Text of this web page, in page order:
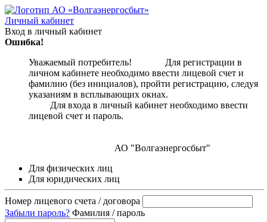
Личный кабинет
Вход в личный кабинет
Ошибка!
Уважаемый потребитель! Для регистрации в
личном кабинете необходимо ввести лицевой счет и
фамилию (без инициалов), пройти регистрацию, следуя
указаниям в всплывающих окнах.
Для входа в личный кабинет необходимо ввести
лицевой счет и пароль.
АО "Волгаэнергосбыт"
Для физических лиц
Для юридических лиц
Номер лицевого счета / договора
Забыли пароль? Фамилия / пароль